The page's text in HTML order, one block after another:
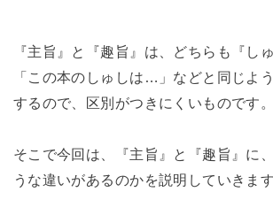
『主旨』と『趣旨』は、どちらも『し
「この本のしゅしは…」などと同じよ
するので、区別がつきにくいものです。
そこで今回は、『主旨』と『趣旨』に
うな違いがあるのかを説明していきます